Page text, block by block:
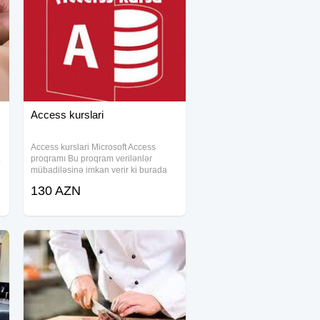
Access kurslari
Access kurslari Microsoft Access
proqramı Bu proqram verilənlər
mübadiləsinə imkan verir ki burada
və OLE obyektlərlə işləmək
proqram faylları şəkillər,
130 AZN